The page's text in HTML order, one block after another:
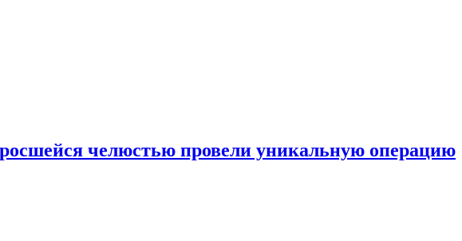
челюстью провели уникальную операцию